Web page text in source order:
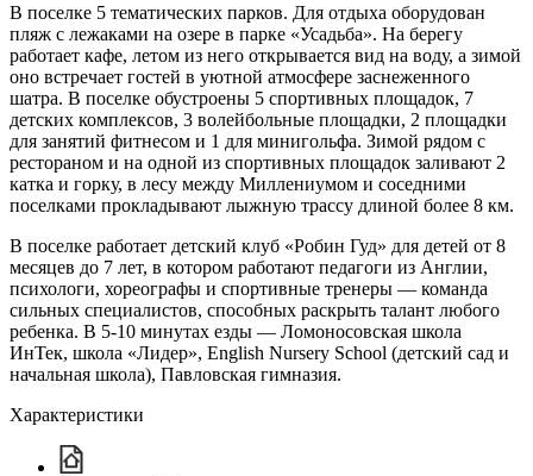
В поселке 5 тематических парков. Для отдыха оборудован
пляж с лежаками на озере в парке «Усадьба». На берегу
работает кафе, летом из него открывается вид на воду, а зимой
оно встречает гостей в уютной атмосфере заснеженного
шатра. В поселке обустроены 5 спортивных площадок, 7
детских комплексов, 3 волейбольные площадки, 2 площадки
для занятий фитнесом и 1 для минигольфа. Зимой рядом с
рестораном и на одной из спортивных площадок заливают 2
катка и горку, в лесу между Миллениумом и соседними
поселками прокладывают лыжную трассу длиной более 8 км.
В поселке работает детский клуб «Робин Гуд» для детей от 8
месяцев до 7 лет, в котором работают педагоги из Англии,
психологи, хореографы и спортивные тренеры — команда
сильных специалистов, способных раскрыть талант любого
ребенка. В 5-10 минутах езды — Ломоносовская школа
ИнТек, школа «Лидер», English Nursery School (детский сад и
начальная школа), Павловская гимназия.
Характеристики